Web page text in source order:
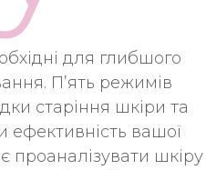
для глибшого
П’ять режимів
старіння шкіри та
ефективність вашої
проаналізувати шкіру